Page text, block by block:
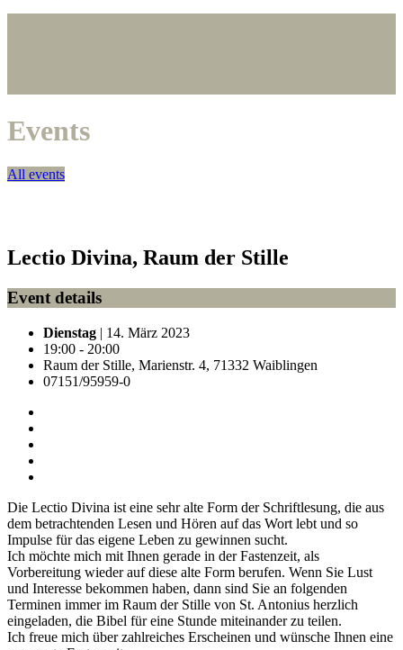
Events
All events
Lectio Divina, Raum der Stille
Event details
Dienstag | 14. März 2023
19:00 - 20:00
Raum der Stille, Marienstr. 4, 71332 Waiblingen
07151/95959-0
Die Lectio Divina ist eine sehr alte Form der Schriftlesung, die aus
dem betrachtenden Lesen und Hören auf das Wort lebt und so
Impulse für das eigene Leben zu gewinnen sucht.
Ich möchte mich mit Ihnen gerade in der Fastenzeit, als
Vorbereitung wieder auf diese alte Form berufen. Wenn Sie Lust
und Interesse bekommen haben, dann sind Sie an folgenden
Terminen immer im Raum der Stille von St. Antonius herzlich
eingeladen, die Bibel für eine Stunde miteinander zu teilen.
Ich freue mich über zahlreiches Erscheinen und wünsche Ihnen eine